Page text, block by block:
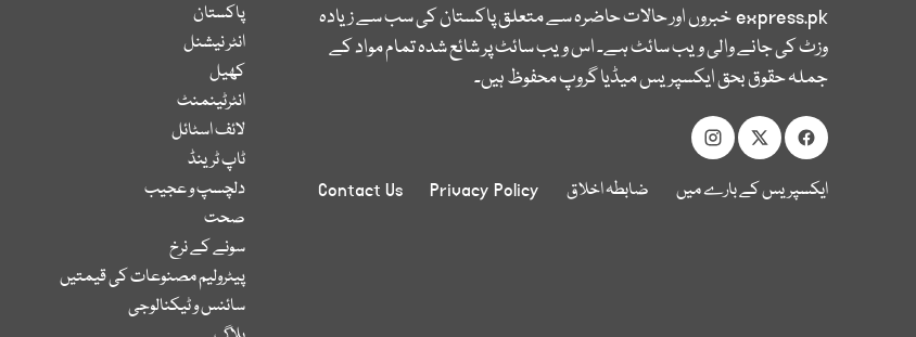
express.pkخبروں اور حالات حاضرہ سے متعلق پاکستان کی سب سے زیادہ
وزٹ کی جانے والی ویب سائٹ ہے۔ اس ویب سائٹ پر شائع شدہ تمام مواد کے
جملہ حقوق بحق ایکسپریس میڈیا گروپ محفوظ ہیں۔
ایکسپریس کے بارے میں ضابطہ اخلاق Privacy Policy
Contact Us
پاکستان
انٹر نیشنل
کھیل
انٹرٹینمنٹ
لائف اسٹائل
ٹاپ ٹرینڈ
دلچسپ و عجیب
صحت
سونے کے نرخ
پیٹرولیم مصنوعات کی قیمتیں
سائنس و ٹیکنالوجی